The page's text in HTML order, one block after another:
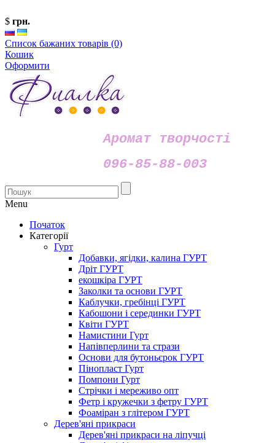
$ грн.
Список бажаних товарів (0)
Кошик
Оформити
Аромат творчості
096-85-88-003
Menu
Початок
Категорії
Гурт
Добавки, ягідки, калина ГУРТ
Дріт ГУРТ
екошкіра ГУРТ
Заколки та основи ГУРТ
Каблучки, гребінці ГУРТ
Кабошони і серединки ГУРТ
Квіти ГУРТ
Намистини Гурт
Напівперлини та стрази
Основи для бутоньєрок ГУРТ
Пінопласт Гурт
Помпони Гурт
Стрічки і мереживо опт
Фетр і кружечки з фетру ГУРТ
Фоаміран з глітером ГУРТ
Дерев'яні прикраси
Дерев'яні прикраси на ліпучці